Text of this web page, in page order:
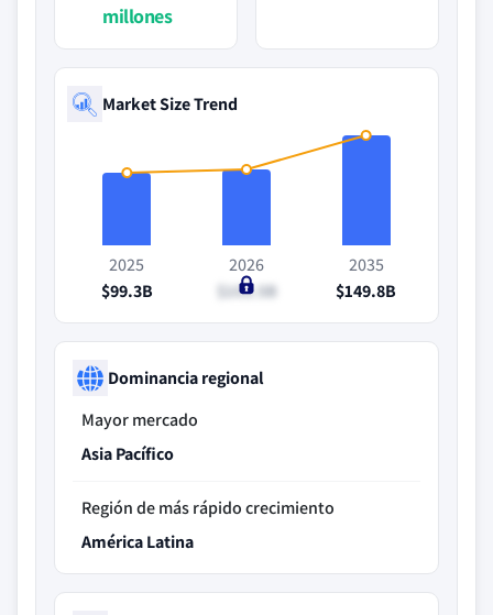
millones
Market Size Trend
2025
$99.3B
2026
$103.5B
2035
$149.8B
Dominancia regional
Mayor mercado
Asia Pacífico
Región de más rápido crecimiento
América Latina